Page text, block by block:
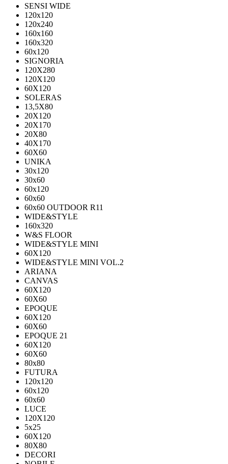
SENSI WIDE
120x120
120x240
160x160
160x320
60x120
SIGNORIA
120X280
120Х120
60X120
SOLERAS
13,5Х80
20Х120
20Х170
20Х80
40Х170
60Х60
UNIKA
30х120
30х60
60х120
60х60
60х60 OUTDOOR R11
WIDE&STYLE
160x320
W&S FLOOR
WIDE&STYLE MINI
60X120
WIDE&STYLE MINI VOL.2
ARIANA
CANVAS
60Х120
60Х60
EPOQUE
60X120
60X60
EPOQUE 21
60X120
60X60
80х80
FUTURA
120х120
60х120
60х60
LUCE
120X120
5x25
60X120
80X80
DECORI